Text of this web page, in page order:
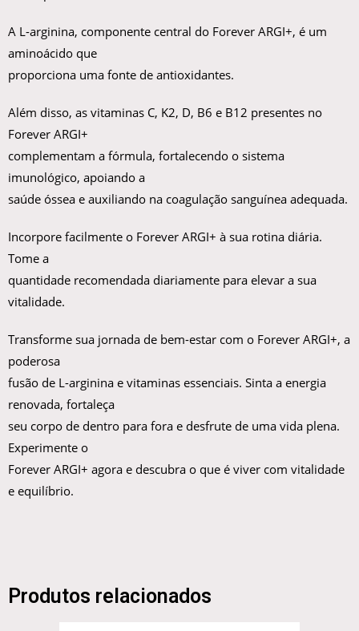
A L-arginina, componente central do Forever ARGI+, é um
aminoácido que
proporciona uma fonte de antioxidantes.
Além disso, as vitaminas C, K2, D, B6 e B12 presentes no
Forever ARGI+
complementam a fórmula, fortalecendo o sistema
imunológico, apoiando a
saúde óssea e auxiliando na coagulação sanguínea adequada.
Incorpore facilmente o Forever ARGI+ à sua rotina diária.
Tome a
quantidade recomendada diariamente para elevar a sua
vitalidade.
Transforme sua jornada de bem-estar com o Forever ARGI+, a
poderosa
fusão de L-arginina e vitaminas essenciais. Sinta a energia
renovada, fortaleça
seu corpo de dentro para fora e desfrute de uma vida plena.
Experimente o
Forever ARGI+ agora e descubra o que é viver com vitalidade
e equilíbrio.
Produtos relacionados